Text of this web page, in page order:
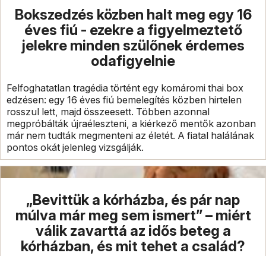
Bokszedzés közben halt meg egy 16
éves fiú - ezekre a figyelmeztető
jelekre minden szülőnek érdemes
odafigyelnie
Felfoghatatlan tragédia történt egy komáromi thai box
edzésen: egy 16 éves fiú bemelegítés közben hirtelen
rosszul lett, majd összeesett. Többen azonnal
megpróbálták újraéleszteni, a kiérkező mentők azonban
már nem tudták megmenteni az életét. A fiatal halálának
pontos okát jelenleg vizsgálják.
„Bevittük a kórházba, és pár nap
múlva már meg sem ismert” – miért
válik zavarttá az idős beteg a
kórházban, és mit tehet a család?